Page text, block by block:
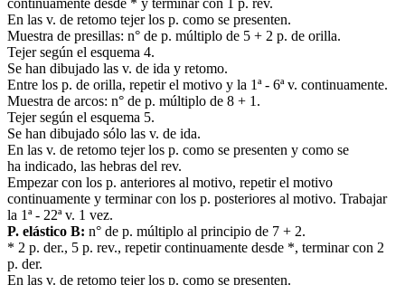
continuamente desde * y terminar con 1 p. rev.
En las v. de retomo tejer los p. como se presenten.
Muestra de presillas: n° de p. múltiplo de 5 + 2 p. de orilla.
Tejer según el esquema 4.
Se han dibujado las v. de ida y retomo.
Entre los p. de orilla, repetir el motivo y la 1ª - 6ª v. continuamente.
Muestra de arcos: n° de p. múltiplo de 8 + 1.
Tejer según el esquema 5.
Se han dibujado sólo las v. de ida.
En las v. de retomo tejer los p. como se presenten y como se
ha indicado, las hebras del rev.
Empezar con los p. anteriores al motivo, repetir el motivo
continuamente y terminar con los p. posteriores al motivo. Trabajar
la 1ª - 22ª v. 1 vez.
P. elástico B: n° de p. múltiplo al principio de 7 + 2.
* 2 p. der., 5 p. rev., repetir continuamente desde *, terminar con 2
p. der.
En las v. de retomo tejer los p. como se presenten.